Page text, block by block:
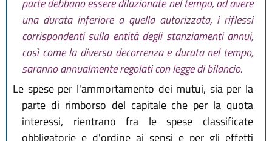
parte debbano essere dilazionate nel tempo, od avere
una durata inferiore a quella autorizzata, i riflessi
corrispondenti sulla entità degli stanziamenti annui,
così come la diversa decorrenza e durata nel tempo,
saranno annualmente regolati con legge di bilancio.
Le spese per l'ammortamento dei mutui, sia per la
parte di rimborso del capitale che per la quota
interessi, rientrano fra le spese classificate
obbligatorie e d'ordine ai sensi e per gli effetti